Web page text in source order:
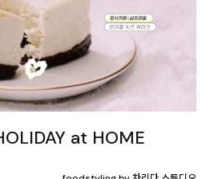
at HOME